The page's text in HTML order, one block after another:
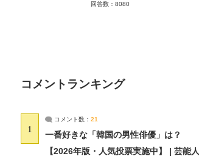
回答数：8080
コメントランキング
1
コメント数： 21
一番好きな「韓国の男性俳優」は？
【2026年版・人気投票実施中】 | 芸能人